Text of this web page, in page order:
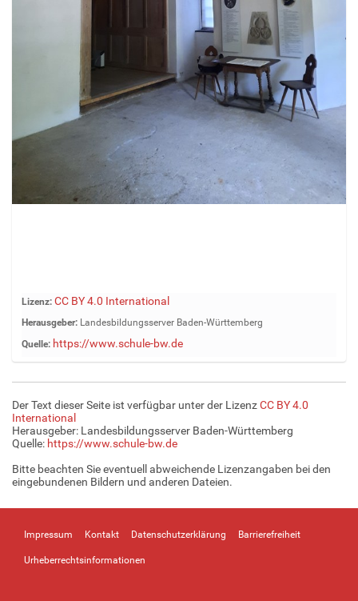
Z
e
g
e
B
l
d
i
v
l
e
Lizenz: CC BY 4.0 International
Herausgeber: Landesbildungsserver Baden-Württemberg
Quelle: https://www.schule-bw.de
Der Text dieser Seite ist verfügbar unter der LizenzCC BY 4.0
International
Herausgeber: Landesbildungsserver Baden-Württemberg
Quelle: https://www.schule-bw.de
Bitte beachten Sie eventuell abweichende Lizenzangaben bei den
eingebundenen Bildern und anderen Dateien.
Impressum Kontakt Datenschutzerklärung Barrierefreiheit
Urheberrechtsinformationen